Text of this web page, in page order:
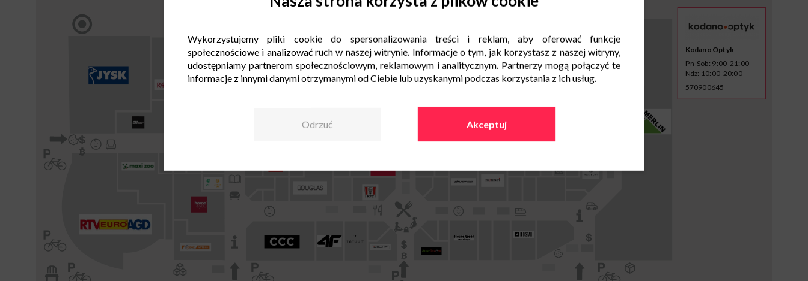
Kodano Optyk
Pn-Sob: 9:00-21:00
Ndz: 10:00-20:00
570900645
Wykorzystujemy pliki cookie do spersonalizowania treści i reklam, aby oferować funkcje
społecznościowe i analizować ruch w naszej witrynie. Informacje o tym, jak korzystasz z naszej witryny,
udostępniamy partnerom społecznościowym, reklamowym i analitycznym. Partnerzy mogą połączyć te
informacje z innymi danymi otrzymanymi od Ciebie lub uzyskanymi podczas korzystania z ich usług.
Odrzuć Akceptuj